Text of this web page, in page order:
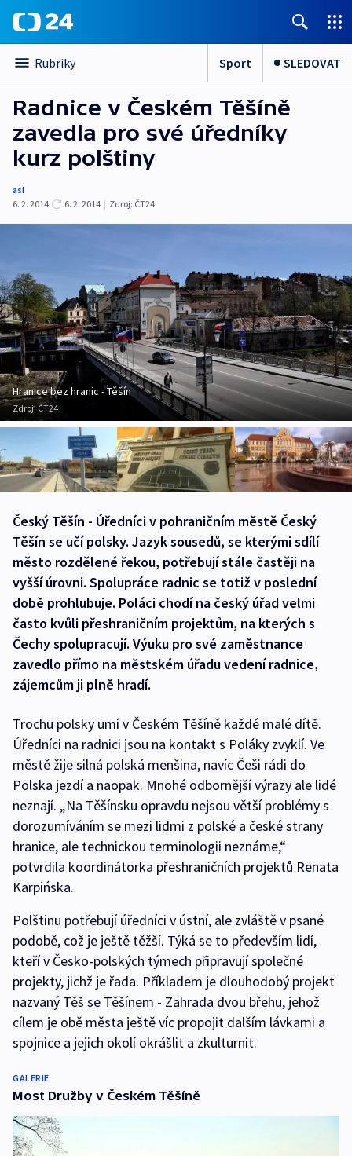
Rubriky Sport SLEDOVAT
Radnice v Českém Těšíně
zavedla pro své úředníky
kurz polštiny
asi
6. 2. 2014
6. 2. 2014 | Zdroj: ČT24
Hranice bez hranic - Těšín
Zdroj:ČT24
Český Těšín - Úředníci v pohraničním městě Český
Těšín se učí polsky. Jazyk sousedů, se kterými sdílí
město rozdělené řekou, potřebují stále častěji na
vyšší úrovni. Spolupráce radnic se totiž v poslední
době prohlubuje. Poláci chodí na český úřad velmi
často kvůli přeshraničním projektům, na kterých s
Čechy spolupracují. Výuku pro své zaměstnance
zavedlo přímo na městském úřadu vedení radnice,
zájemcům ji plně hradí.
Trochu polsky umí v Českém Těšíně každé malé dítě.
Úředníci na radnici jsou na kontakt s Poláky zvyklí. Ve
městě žije silná polská menšina, navíc Češi rádi do
Polska jezdí a naopak. Mnohé odbornější výrazy ale lidé
neznají. „Na Těšínsku opravdu nejsou větší problémy s
dorozumíváním se mezi lidmi z polské a české strany
hranice, ale technickou terminologii neznáme,“
potvrdila koordinátorka přeshraničních projektů Renata
Karpińska.
Polštinu potřebují úředníci v ústní, ale zvláště v psané
podobě, což je ještě těžší. Týká se to především lidí,
kteří v Česko-polských týmech připravují společné
projekty, jichž je řada. Příkladem je dlouhodobý projekt
nazvaný Těš se Těšínem - Zahrada dvou břehu, jehož
cílem je obě města ještě víc propojit dalším lávkami a
spojnice a jejich okolí okrášlit a zkulturnit.
GALERIE
Most Družby v Českém Těšíně